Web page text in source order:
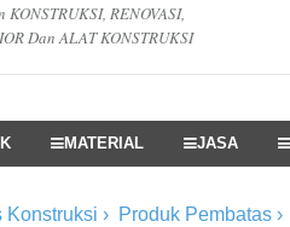
RENOVASI,
Dan ALAT KONSTRUKSI
MATERIAL JASA
Konstruksi › Produk Pembatas ›